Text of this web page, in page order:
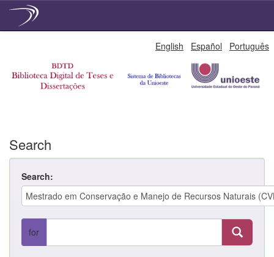
English Español Português
Search
Search:
for